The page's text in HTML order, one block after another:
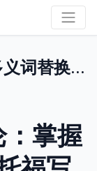
Keen的高级进化论：掌握多义词替换，雅思托福写作口语双高分秘诀
掌握